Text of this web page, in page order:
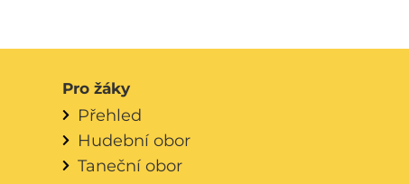
Pro žáky
Přehled
Hudební obor
Taneční obor